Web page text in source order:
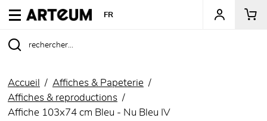
ARTEUM, la référence des boutiques de musées
FR
Accueil
Affiches & Papeterie
Affiches & reproductions
Affiche 103x74 cm Bleu - Nu Bleu IV